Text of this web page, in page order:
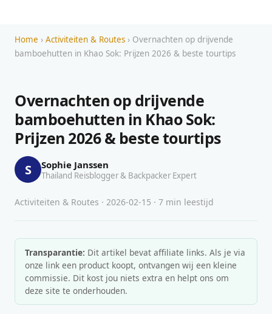
Home › Activiteiten & Routes › Overnachten op drijvende
bamboehutten in Khao Sok: Prijzen 2026 & beste tourtips
Overnachten op drijvende
bamboehutten in Khao Sok:
Prijzen 2026 & beste tourtips
S Sophie Janssen
Thailand Reisblogger & Backpacker Expert
Activiteiten & Routes · 2026-02-15 · 7 min leestijd
Transparantie: Dit artikel bevat affiliate links. Als je via
onze link een product koopt, ontvangen wij een kleine
commissie. Dit kost jou niets extra en helpt ons om
deze site te onderhouden.